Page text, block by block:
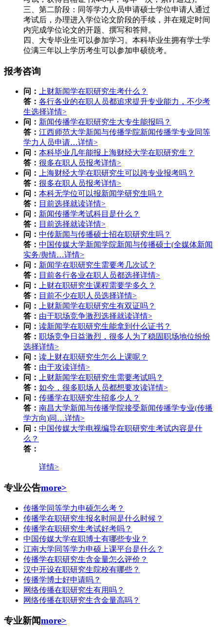
三、第二阶段：同等学力人员申请硕士学位申请人通过
考试后，办理进入学位论文阶段的手续，并在规定时间
内完成学位论文的开题、撰写和答辩。
四、大专毕业生可以参加学习。本科毕业生拥有学士学
位满三年以上学历考生可以参加申硕统考。
报考咨询
问：
上财新闻学在职研究生考什么？
答： 各行各业的在职人员都追求提升专业能力，不少考
生选择详情>
问： 新闻传播学在职研究生大专生能报吗？
答： 江西师范大学新闻与传播学院新闻传播学专业同等
学力人员申请…详情>
问： 本科毕业几年能报上海财经大学在职研究生？
答： 很多在职人员报考详情>
问：
上海财经大学在职研究生可以跨专业报考吗？
答： 很多在职人员报考详情>
问： 本科无学位可以报新闻学研究生吗？
答： 目前选择就读详情>
问： 新闻传播学考试科目是什么？
答： 目前选择就读详情>
问： 中传新闻与传播硕士招在职研究生吗？
答： 中国传媒大学新闻学院新闻与传播硕士(全媒体新闻
实务/舆情…详情>
问： 新闻学在职研究生需要考几次试？
答： 目前各行各业在职人员都选择详情>
问：
上财在职研究生课程需要学多久？
答： 目前不少在职人员选择详情>
问：
上财新闻学在职研究生有双证吗？
答： 由于职场竞争激烈选择就读详情>
问： 读新闻学在职研究生能拿到什么证书？
答： 职场竞争日益激烈，很多人为了稳固职场地位纷纷
选择详情>
问： 读上财在职研究生怎么上课呢？
答： 由于攻读详情>
问：
上财新闻学在职研究生需要考试吗？
答： 如今，很多职场人员都想要攻读详情>
问： 传播学在职研究生招多少人？
答： 南昌大学新闻与传播学院接受新闻传播学专业(传播
学方向)同…详情>
问： 中国传媒大学电视编导在职研究生考试内容是什
么？
答：
详情>
专业公告more>
传播学同等学力申硕怎么考？
传播学在职研究生报名时间是什么时候？
传播学在职研究生考试好考吗？
中国传媒大学在职博士有哪些专业？
江南大学同等学力申硕上课平台是什么？
传播学在职研究生含金量怎么评价？
汉中开设在职研究生院校有哪些？
传播学博士好申请吗？
网络传播在职研究生有用吗？
网络传播在职研究生含金量高吗？
专业新闻more>